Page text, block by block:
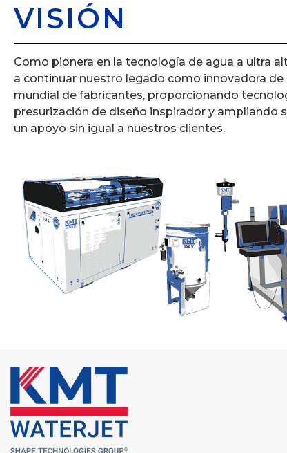
VISIÓN
Como pionera en la tecnología de agua a ultra
a continuar nuestro legado como innovadora de
mundial de fabricantes, proporcionando
presurización de diseño inspirador y ampliando
un apoyo sin igual a nuestros clientes.